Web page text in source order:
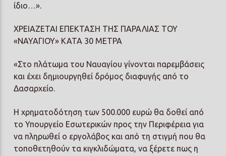
ίδιο…».
ΧΡΕΙΑΖΕΤΑΙ ΕΠΕΚΤΑΣΗ ΤΗΣ ΠΑΡΑΛΙΑΣ ΤΟΥ
«ΝΑΥΑΓΙΟΥ» ΚΑΤΑ 30 ΜΕΤΡΑ
«Στο πλάτωμα του Ναυαγίου γίνονται παρεμβάσεις
και έχει δημιουργηθεί δρόμος διαφυγής από το
Δασαρχείο.
Η χρηματοδότηση των 500.000 ευρώ θα δοθεί από
το Υπουργείο Εσωτερικών προς την Περιφέρεια για
να πληρωθεί ο εργολάβος και από τη στιγμή που θα
τοποθετηθούν τα κιγκλιδώματα, να ξέρετε πως η